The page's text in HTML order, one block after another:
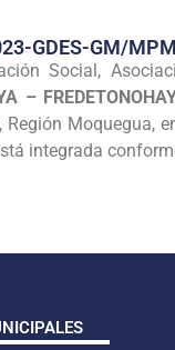
GDES-GM/
Social,
–
Región
integrada